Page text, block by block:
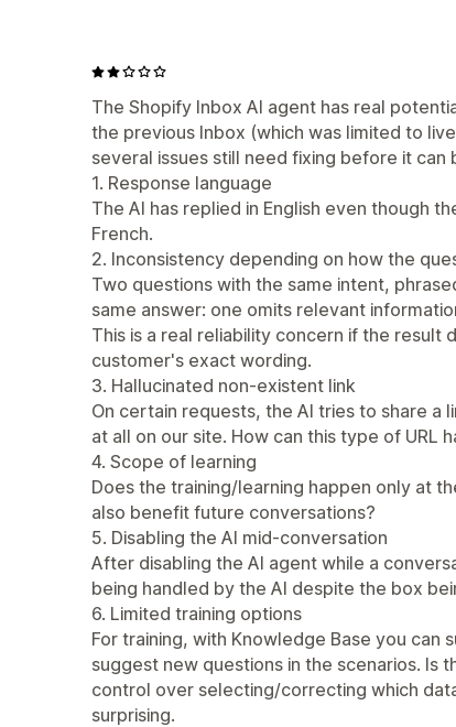
The Shopify Inbox AI agent has real
the previous Inbox (which was limited to
several issues still need fixing before it can
1. Response language
The AI has replied in English even though
French.
2. Inconsistency depending on how the
Two questions with the same intent,
same answer: one omits relevant
This is a real reliability concern if the result
customer's exact wording.
3. Hallucinated non-existent link
On certain requests, the AI tries to share a
at all on our site. How can this type of URL
4. Scope of learning
Does the training/learning happen only at
also benefit future conversations?
5. Disabling the AI mid-conversation
After disabling the AI agent while a
being handled by the AI despite the box
6. Limited training options
For training, with Knowledge Base you can
suggest new questions in the scenarios. Is
control over selecting/correcting which
surprising.